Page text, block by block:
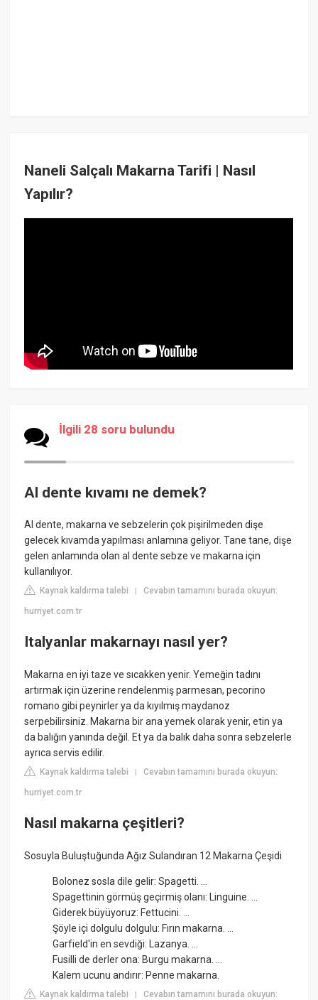
Naneli Salçalı Makarna Tarifi | Nasıl
Yapılır?
İlgili 28 soru bulundu
Al dente kıvamı ne demek?
Al dente, makarna ve sebzelerin çok pişirilmeden dişe
gelecek kıvamda yapılması anlamına geliyor. Tane tane, dişe
gelen anlamında olan al dente sebze ve makarna için
kullanılıyor.
Kaynak kaldırma talebi |Cevabın tamamını burada okuyun:
hurriyet.com.tr
Italyanlar makarnayı nasıl yer?
Makarna en iyi taze ve sıcakken yenir. Yemeğin tadını
artırmak için üzerine rendelenmiş parmesan, pecorino
romano gibi peynirler ya da kıyılmış maydanoz
serpebilirsiniz. Makarna bir ana yemek olarak yenir, etin ya
da balığın yanında değil. Et ya da balık daha sonra sebzelerle
ayrıca servis edilir.
Kaynak kaldırma talebi |Cevabın tamamını burada okuyun:
hurriyet.com.tr
Nasıl makarna çeşitleri?
Sosuyla Buluştuğunda Ağız Sulandıran 12 Makarna Çeşidi
Bolonez sosla dile gelir: Spagetti. ...
Spagettinin görmüş geçirmiş olanı: Linguine. ...
Giderek büyüyoruz: Fettucini. ...
Şöyle içi dolgulu dolgulu: Fırın makarna. ...
Garfield'in en sevdiği: Lazanya. ...
Fusilli de derler ona: Burgu makarna. ...
Kalem ucunu andırır: Penne makarna.
Kaynak kaldırma talebi |Cevabın tamamını burada okuyun: